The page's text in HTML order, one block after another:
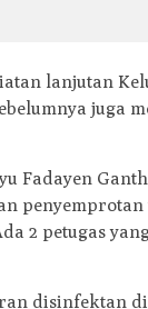
lanjutan
juga
Fadayen
2 petugas
disinfektan